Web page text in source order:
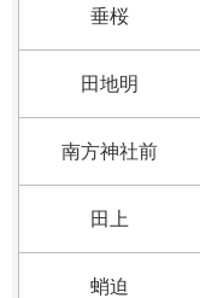
垂桜
田地明
南方神社前
田上
蛸迫